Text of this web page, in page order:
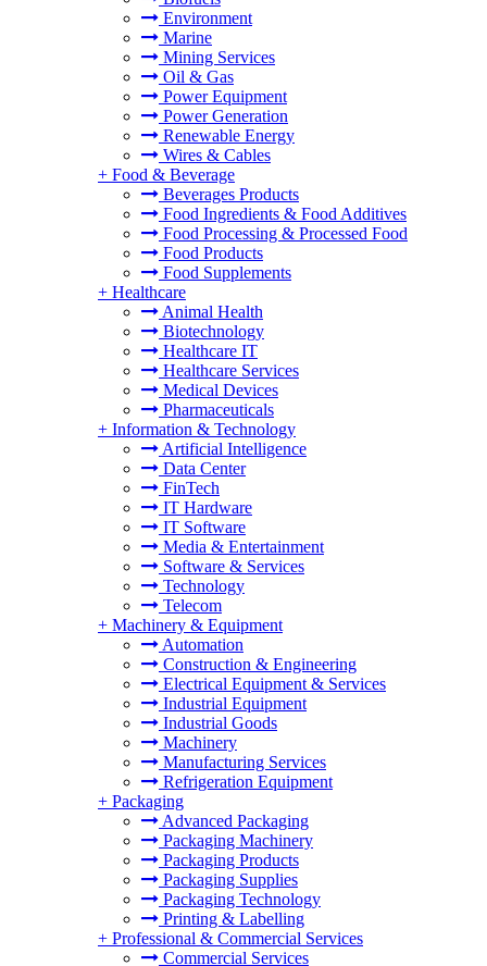
Environment
Marine
Mining Services
Oil & Gas
Power Equipment
Power Generation
Renewable Energy
Wires & Cables
+ Food & Beverage
Beverages Products
Food Ingredients & Food Additives
Food Processing & Processed Food
Food Products
Food Supplements
+ Healthcare
Animal Health
Biotechnology
Healthcare IT
Healthcare Services
Medical Devices
Pharmaceuticals
+ Information & Technology
Artificial Intelligence
Data Center
FinTech
IT Hardware
IT Software
Media & Entertainment
Software & Services
Technology
Telecom
+ Machinery & Equipment
Automation
Construction & Engineering
Electrical Equipment & Services
Industrial Equipment
Industrial Goods
Machinery
Manufacturing Services
Refrigeration Equipment
+ Packaging
Advanced Packaging
Packaging Machinery
Packaging Products
Packaging Supplies
Packaging Technology
Printing & Labelling
+ Professional & Commercial Services
Commercial Services